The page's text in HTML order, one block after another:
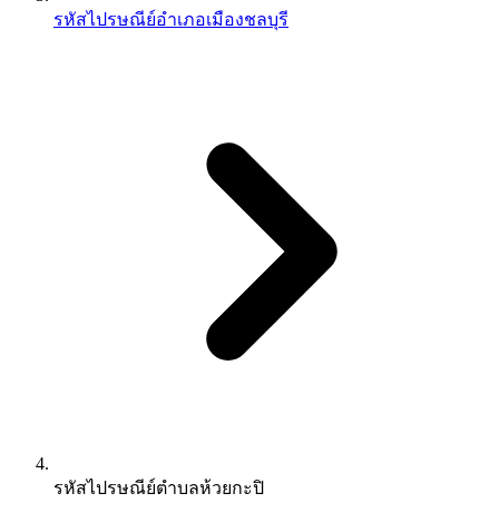
รหัสไปรษณีย์อำเภอเมืองชลบุรี
รหัสไปรษณีย์ตำบลห้วยกะปิ